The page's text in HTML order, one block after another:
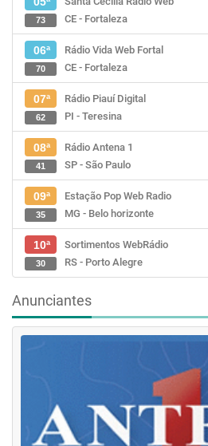
CE - Fortaleza
73
06ª
Rádio Vida Web Fortal
CE - Fortaleza
70
07ª
Rádio Piauí Digital
PI - Teresina
62
08ª
Rádio Antena 1
SP - São Paulo
41
09ª
Estação Pop Web Radio
MG - Belo horizonte
35
10ª
Sortimentos WebRádio
RS - Porto Alegre
30
Anunciantes